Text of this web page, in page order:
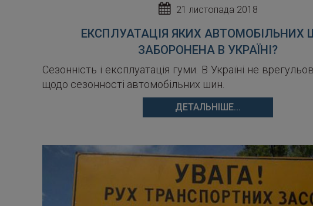
21 листопада 2018
ЕКСПЛУАТАЦІЯ ЯКИХ АВТОМОБІЛЬНИХ
ЗАБОРОНЕНА В УКРАЇНІ?
Сезонність і експлуатація гуми. В Україні не
щодо сезонності автомобільних шин.
ДЕТАЛЬНІШЕ...